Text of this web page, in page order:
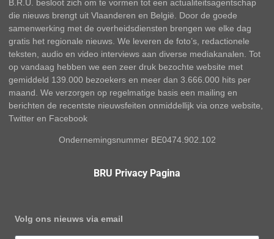
B.R.U. besloot zich om te vormen tot een actualiteitsagentschap
die nieuws brengt uit Vlaanderen en België. Door de goede
samenwerking met de overheidsdiensten brengen we elke dag
gratis het regionale nieuws. We leveren de foto’s, redactionele
teksten, audio en video interviews aan diverse mediakanalen. Tot
op vandaag hebben we een zeer druk bezochte website met
gemiddeld 139.000 bezoekers en meer dan 3.666.000 hits per
maand. We verzorgen op regelmatige basis een mailing en
berichten de recentste nieuwsfeiten onmiddellijk via onze website,
Twitter en Facebook
Ondernemingsnummer BE0474.902.102
BRU Privacy Pagina
Volg ons nieuws via email